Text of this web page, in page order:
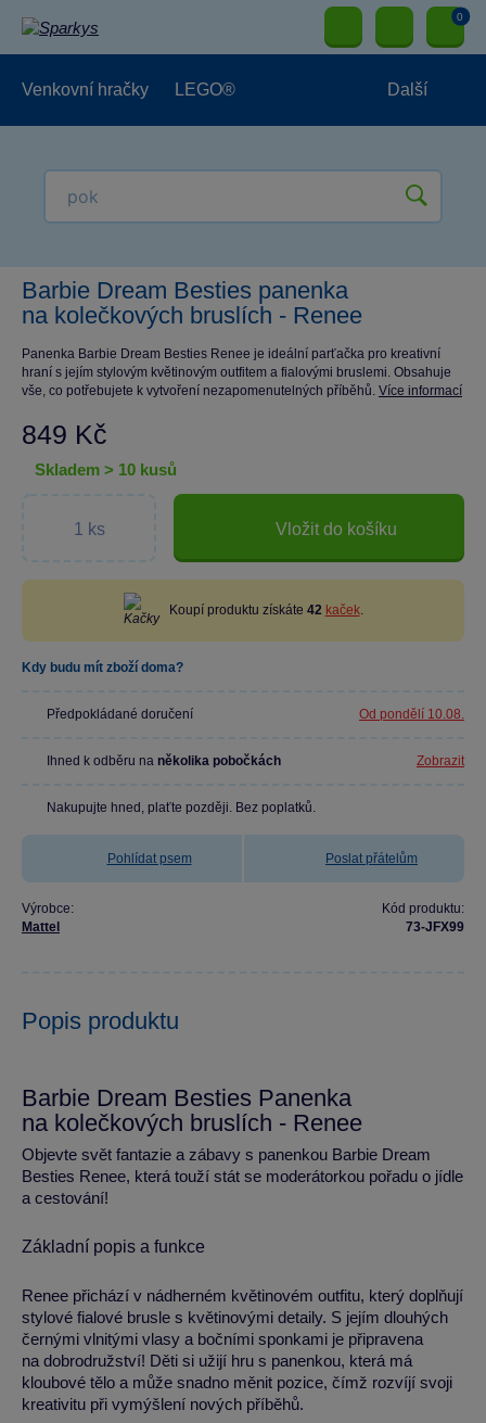
0
Venkovní hračky LEGO® Další
Barbie Dream Besties panenka
na kolečkových bruslích - Renee
Panenka Barbie Dream Besties Renee je ideální parťačka pro kreativní
hraní s jejím stylovým květinovým outfitem a fialovými bruslemi. Obsahuje
vše, co potřebujete k vytvoření nezapomenutelných příběhů. Více informací
849 Kč
skladem > 10 kusů
Vložit do košíku
Koupí produktu získáte 42 kaček.
Kdy budu mít zboží doma?
Předpokládané doručení Od pondělí 10.08.
Ihned k odběru na několika pobočkách Zobrazit
Nakupujte hned, plaťte později. Bez poplatků.
Pohlídat psem Poslat přátelům
Výrobce:
Mattel
Kód produktu:
73-JFX99
Popis produktu
Barbie Dream Besties Panenka
na kolečkových bruslích - Renee
Objevte svět fantazie a zábavy s panenkou Barbie Dream
Besties Renee, která touží stát se moderátorkou pořadu o jídle
a cestování!
Základní popis a funkce
Renee přichází v nádherném květinovém outfitu, který doplňují
stylové fialové brusle s květinovými detaily. S jejím dlouhých
černými vlnitými vlasy a bočními sponkami je připravena
na dobrodružství! Děti si užijí hru s panenkou, která má
kloubové tělo a může snadno měnit pozice, čímž rozvíjí svoji
kreativitu při vymýšlení nových příběhů.